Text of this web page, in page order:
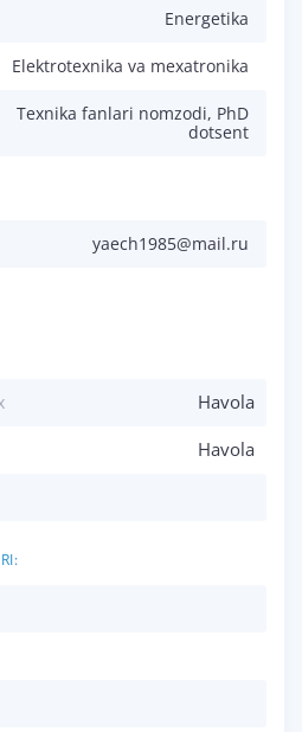
Energetika
Elektrotexnika va mexatronika
Texnika fanlari nomzodi, PhD
dotsent
yaech1985@mail.ru
Havola
Havola